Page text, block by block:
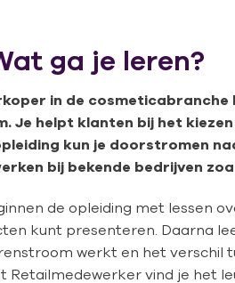
ga je leren?
in de cosmeticabranche
Je helpt klanten bij het
kun je doorstromen
bij bekende bedrijven
de opleiding met lessen
kunt presenteren. Daarna
werkt en het verschil
Retailmedewerker vind je het